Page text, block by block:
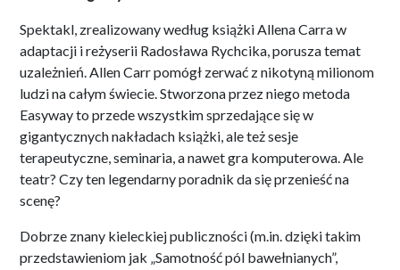
Spektakl, zrealizowany według książki Allena Carra w
adaptacji i reżyserii Radosława Rychcika, porusza temat
uzależnień. Allen Carr pomógł zerwać z nikotyną milionom
ludzi na całym świecie. Stworzona przez niego metoda
Easyway to przede wszystkim sprzedające się w
gigantycznych nakładach książki, ale też sesje
terapeutyczne, seminaria, a nawet gra komputerowa. Ale
teatr? Czy ten legendarny poradnik da się przenieść na
scenę?
Dobrze znany kieleckiej publiczności (m.in. dzięki takim
przedstawieniom jak „Samotność pól bawełnianych”,